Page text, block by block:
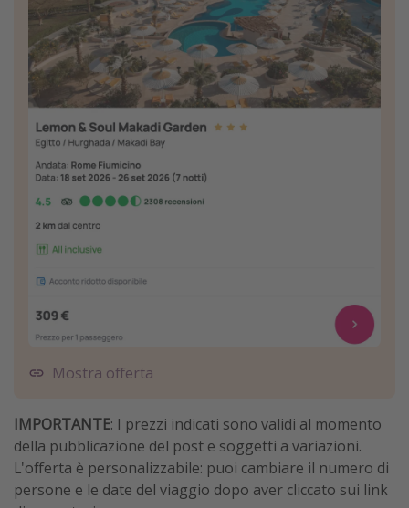
Mostra offerta
IMPORTANTE: I prezzi indicati sono validi al momento
della pubblicazione del post e soggetti a variazioni.
L'offerta è personalizzabile: puoi cambiare il numero di
persone e le date del viaggio dopo aver cliccato sui link